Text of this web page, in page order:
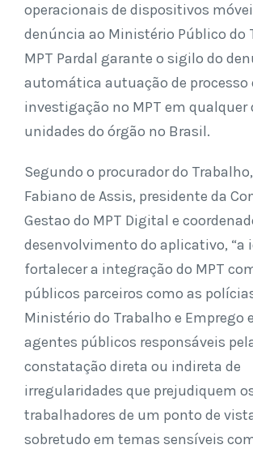
operacionais de dispositivos
denúncia ao Ministério Público do
MPT Pardal garante o sigilo do
automática autuação de processo
investigação no MPT em qualquer
unidades do órgão no Brasil.
Segundo o procurador do
Fabiano de Assis, presidente da
Gestao do MPT Digital e
desenvolvimento do aplicativo, “a
fortalecer a integração do MPT
públicos parceiros como as
Ministério do Trabalho e Emprego
agentes públicos responsáveis
constatação direta ou indireta de
irregularidades que prejudiquem
trabalhadores de um ponto de
sobretudo em temas sensíveis